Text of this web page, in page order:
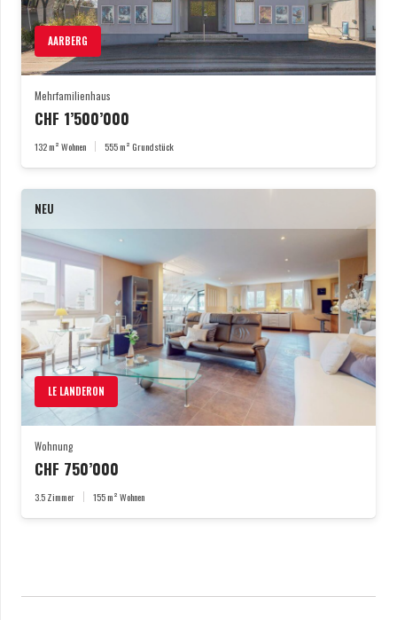
AARBERG
Mehrfamilienhaus
CHF 1’500’000
132m² Wohnen 555m² Grundstück
NEU
LE LANDERON
Wohnung
CHF 750’000
3.5Zimmer 155m² Wohnen